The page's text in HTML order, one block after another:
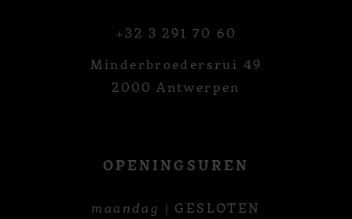
+32 3 291 70 60
Minderbroedersrui 49
2000 Antwerpen
OPENINGSUREN
maandag | GESLOTEN